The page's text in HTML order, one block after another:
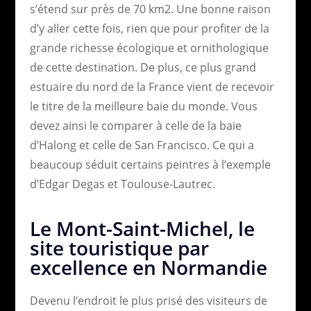
s’étend sur près de 70 km2. Une bonne raison
d’y aller cette fois, rien que pour profiter de la
grande richesse écologique et ornithologique
de cette destination. De plus, ce plus grand
estuaire du nord de la France vient de recevoir
le titre de la meilleure baie du monde. Vous
devez ainsi le comparer à celle de la baie
d’Halong et celle de San Francisco. Ce qui a
beaucoup séduit certains peintres à l’exemple
d’Edgar Degas et Toulouse-Lautrec.
Le Mont-Saint-Michel, le
site touristique par
excellence en Normandie
Devenu l’endroit le plus prisé des visiteurs de